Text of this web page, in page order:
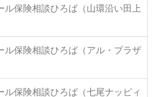
ル保険相談ひろば（山環沿い田上
ル保険相談ひろば（アル・プラザ
ル保険相談ひろば（七尾ナッピィ